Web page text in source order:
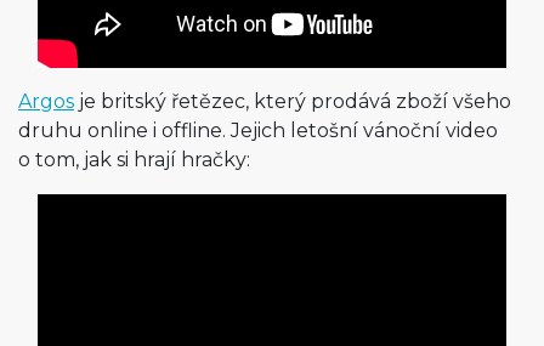
Argos je britský řetězec, který prodává zboží všeho
druhu online i offline. Jejich letošní vánoční video
o tom, jak si hrají hračky: